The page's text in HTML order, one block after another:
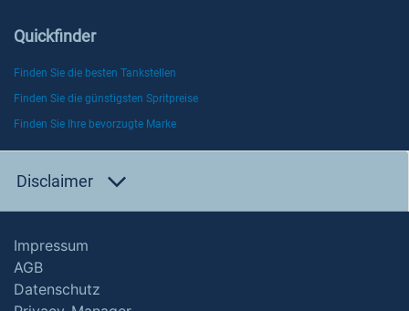
Quickfinder
Finden Sie die besten Tankstellen
Finden Sie die günstigsten Spritpreise
Finden Sie Ihre bevorzugte Marke
Disclaimer
Impressum
AGB
Datenschutz